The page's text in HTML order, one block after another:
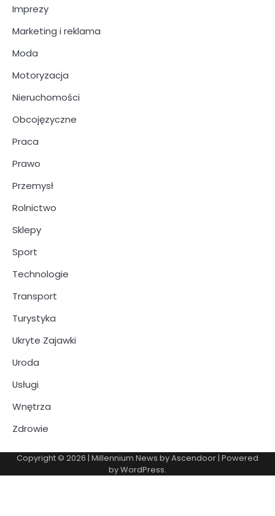
Imprezy
Marketing i reklama
Moda
Motoryzacja
Nieruchomości
Obcojęzyczne
Praca
Prawo
Przemysł
Rolnictwo
Sklepy
Sport
Technologie
Transport
Turystyka
Ukryte Zajawki
Uroda
Usługi
Wnętrza
Zdrowie
Copyright © 2026 | Millennium News byAscendoor | Powered
byWordPress.